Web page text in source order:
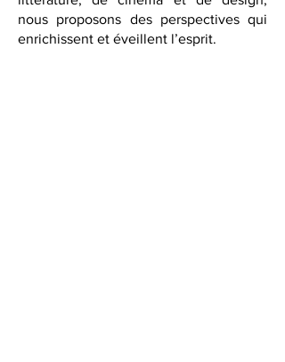
ainsi que nos critiques d’art, de
littérature, de cinéma et de design,
nous proposons des perspectives qui